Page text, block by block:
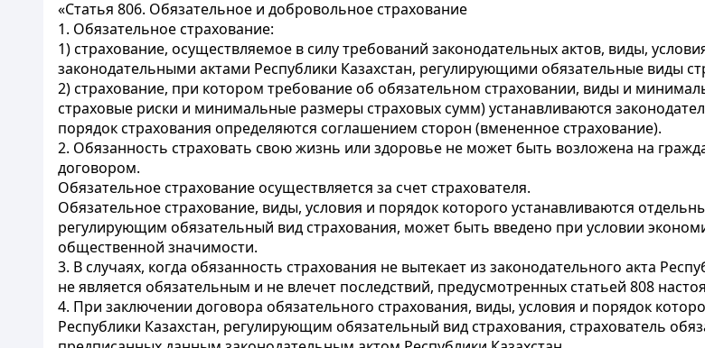
«Статья 806. Обязательное и добровольное страхование
1. Обязательное страхование:
1) страхование, осуществляемое в силу требований законодательных актов, виды,
законодательными актами Республики Казахстан, регулирующими обязательные виды
2) страхование, при котором требование об обязательном страховании, виды и
страховые риски и минимальные размеры страховых сумм) устанавливаются
порядок страхования определяются соглашением сторон (вмененное страхование).
2. Обязанность страховать свою жизнь или здоровье не может быть возложена на
договором.
Обязательное страхование осуществляется за счет страхователя.
Обязательное страхование, виды, условия и порядок которого устанавливаются
регулирующим обязательный вид страхования, может быть введено при условии
общественной значимости.
3. В случаях, когда обязанность страхования не вытекает из законодательного акта
не является обязательным и не влечет последствий, предусмотренных статьей 808
4. При заключении договора обязательного страхования, виды, условия и порядок
Республики Казахстан, регулирующим обязательный вид страхования, страхователь